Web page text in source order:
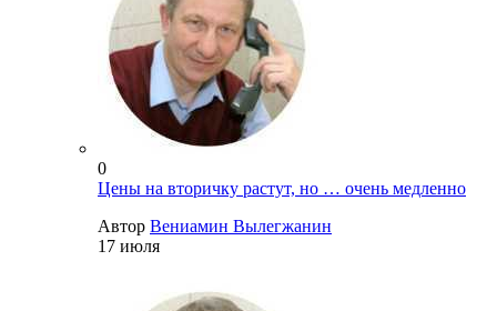
0
Цены на вторичку растут, но … очень медленно
Автор Вениамин Вылегжанин
17 июля